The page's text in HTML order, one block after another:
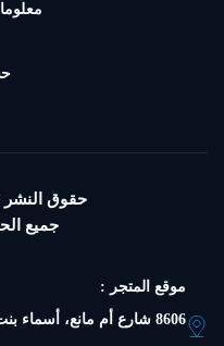
حقوق النشر © 2025
جميع
موقع المتجر :
8606 شارع أم مانع، أسماء